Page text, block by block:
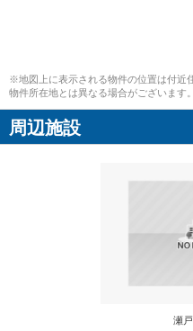
※地図上に表示される物件の位置は付近
物件所在地とは異なる場合がございます。
周辺施設
瀬